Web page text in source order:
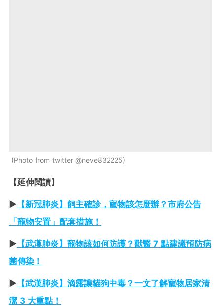
Photo from twitter @neve832225
【延伸閱讀】
► 【新冠肺炎】飼主確診，寵物該怎麼辦？市府公告
「寵物安置」配套措施！
► 【武漢肺炎】寵物該如何防護？獸醫 7 點建議預防病
菌傳染！
► 【武漢肺炎】滴露讓貓狗中毒？一文了解寵物居家清
潔 3 大重點！